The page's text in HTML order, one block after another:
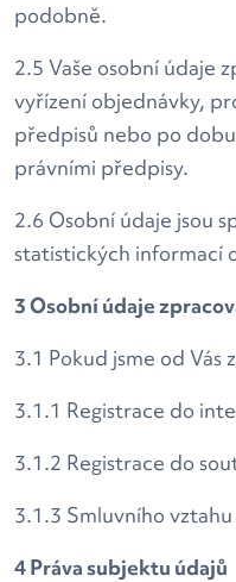
podobně.
2.5 Vaše osobní údaje
vyřízení objednávky,
předpisů nebo po
právními předpisy.
2.6 Osobní údaje jsou
statistických informací
3 Osobní údaje
3.1 Pokud jsme od Vás
3.1.1 Registrace do
3.1.2 Registrace do
3.1.3 Smluvního vztahu
4 Práva subjektu údajů